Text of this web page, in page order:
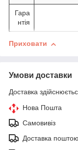
Гара
нтія
Приховати
Умови доставки
Доставка
Нова Пошта
Самовивіз
Доставка поштою